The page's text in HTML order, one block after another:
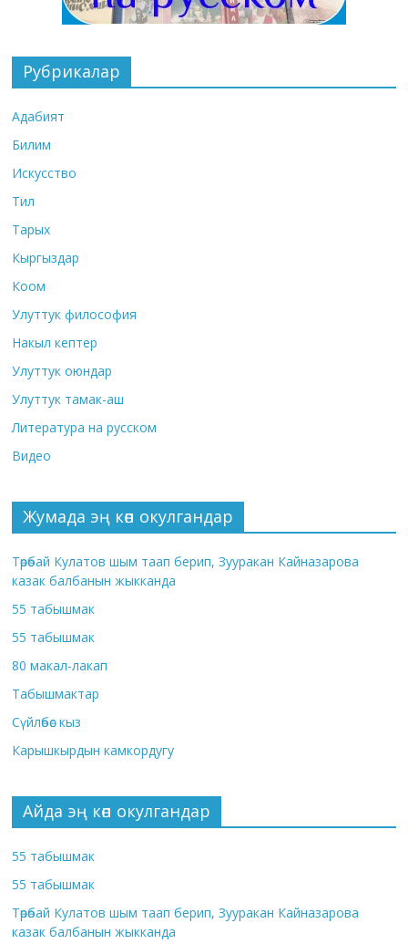
Рубрикалар
Адабият
Билим
Искусство
Тил
Тарых
Кыргыздар
Коом
Улуттук философия
Накыл кептер
Улуттук оюндар
Улуттук тамак-аш
Литература на русском
Видео
Жумада эң көп окулгандар
Төрөбай Кулатов шым таап берип, Зууракан Кайназарова
казак балбанын жыкканда
55 табышмак
55 табышмак
80 макал-лакап
Табышмактар
Сүйлөбөс кыз
Карышкырдын камкордугу
Айда эң көп окулгандар
55 табышмак
55 табышмак
Төрөбай Кулатов шым таап берип, Зууракан Кайназарова
казак балбанын жыкканда